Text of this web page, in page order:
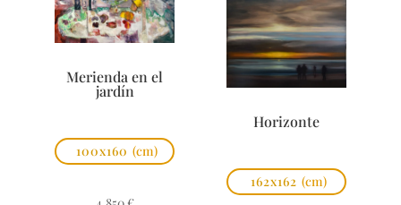
Merienda en el
jardín
100x160 (cm)
Horizonte
162x162 (cm)